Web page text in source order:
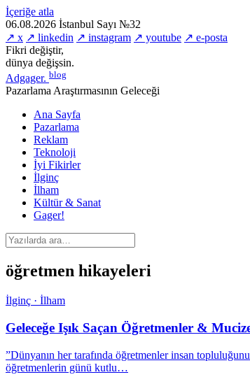
İçeriğe atla
06.08.2026 İstanbul Sayı №32
↗ x ↗ linkedin ↗ instagram ↗ youtube ↗ e-posta
Fikri değiştir,
dünya değişsin.
Adgager. blog
Pazarlama Araştırmasının Geleceği
Ana Sayfa
Pazarlama
Reklam
Teknoloji
İyi Fikirler
İlginç
İlham
Kültür & Sanat
Gager!
öğretmen hikayeleri
İlginç · İlham
Geleceğe Işık Saçan Öğretmenler &
”Dünyanın her tarafında öğretmenler insan
öğretmenlerin günü kutlu…